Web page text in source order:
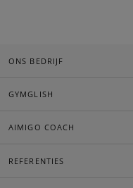
ONS BEDRIJF
GYMGLISH
AIMIGO COACH
REFERENTIES